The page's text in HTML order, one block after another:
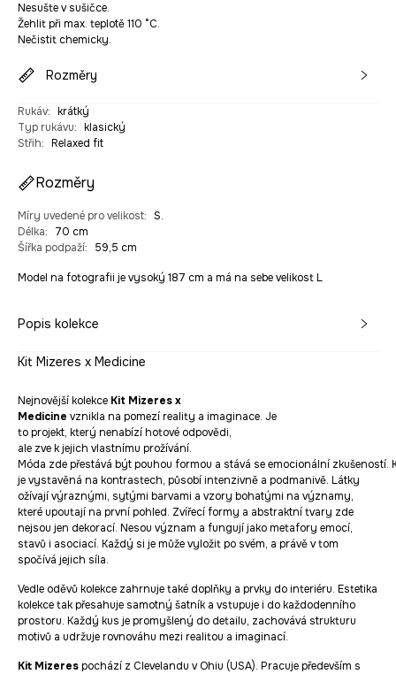
Nesušte v sušičce.
Žehlit při max. teplotě 110 °C.
Nečistit chemicky.
Rozměry
Rukáv: krátký
Typ rukávu: klasický
Střih: Relaxed fit
Rozměry
Míry uvedené pro velikost: S.
Délka:
70 cm
Šířka podpaží: 59,5 cm
Model na fotografii je vysoký 187 cm a má na sebe velikost L
Popis kolekce
Kit Mizeres x Medicine
Nejnovější kolekce Kit Mizeres x
Medicine vznikla na pomezí reality a imaginace. Je
to projekt, který nenabízí hotové odpovědi,
ale zve k jejich vlastnímu prožívání.
Móda zde přestává být pouhou formou a stává se emocionální zkušeností.
je vystavěná na kontrastech, působí intenzivně a podmanivě. Látky
ožívají výraznými, sytými barvami a vzory bohatými na významy,
které upoutají na první pohled. Zvířecí formy a abstraktní tvary zde
nejsou jen dekorací. Nesou význam a fungují jako metafory emocí,
stavů i asociací. Každý si je může vyložit po svém, a právě v tom
spočívá jejich síla.
Vedle oděvů kolekce zahrnuje také doplňky a prvky do interiéru. Estetika
kolekce tak přesahuje samotný šatník a vstupuje i do každodenního
prostoru. Každý kus je promyšlený do detailu, zachovává strukturu
motivů a udržuje rovnováhu mezi realitou a imaginací.
Kit Mizerespochází z Clevelandu v Ohiu (USA). Pracuje především s